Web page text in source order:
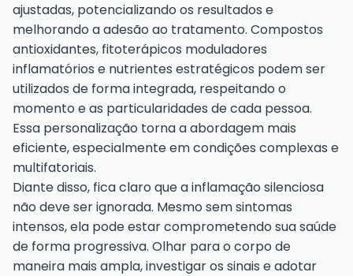
ajustadas, potencializando os resultados e
melhorando a adesão ao tratamento. Compostos
antioxidantes, fitoterápicos moduladores
inflamatórios e nutrientes estratégicos podem ser
utilizados de forma integrada, respeitando o
momento e as particularidades de cada pessoa.
Essa personalização torna a abordagem mais
eficiente, especialmente em condições complexas e
multifatoriais.
Diante disso, fica claro que a inflamação silenciosa
não deve ser ignorada. Mesmo sem sintomas
intensos, ela pode estar comprometendo sua saúde
de forma progressiva. Olhar para o corpo de
maneira mais ampla, investigar os sinais e adotar